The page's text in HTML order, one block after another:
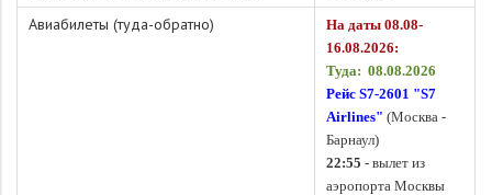
Авиабилеты (туда-обратно)
На даты 08.08-
16.08.2026:
Туда: 08.08.2026
Рейс S7-2601 "S7
Airlines" (Москва -
Барнаул)
22:55 - вылет из
аэропорта Москвы